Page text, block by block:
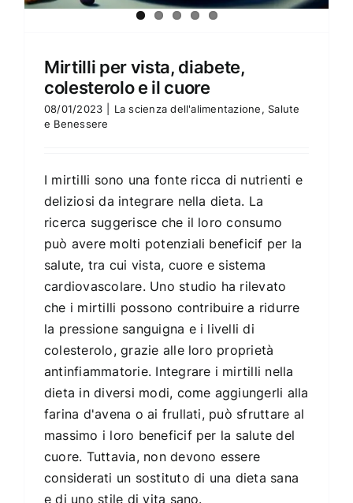
Mirtilli per vista, diabete,
colesterolo e il cuore
08/01/2023 La scienza dell'alimentazione, Salute
e Benessere
I mirtilli sono una fonte ricca di nutrienti e
deliziosi da integrare nella dieta. La
ricerca suggerisce che il loro consumo
può avere molti potenziali beneficif per la
salute, tra cui vista, cuore e sistema
cardiovascolare. Uno studio ha rilevato
che i mirtilli possono contribuire a ridurre
la pressione sanguigna e i livelli di
colesterolo, grazie alle loro proprietà
antinfiammatorie. Integrare i mirtilli nella
dieta in diversi modi, come aggiungerli alla
farina d'avena o ai frullati, può sfruttare al
massimo i loro beneficif per la salute del
cuore. Tuttavia, non devono essere
considerati un sostituto di una dieta sana
e di uno stile di vita sano.